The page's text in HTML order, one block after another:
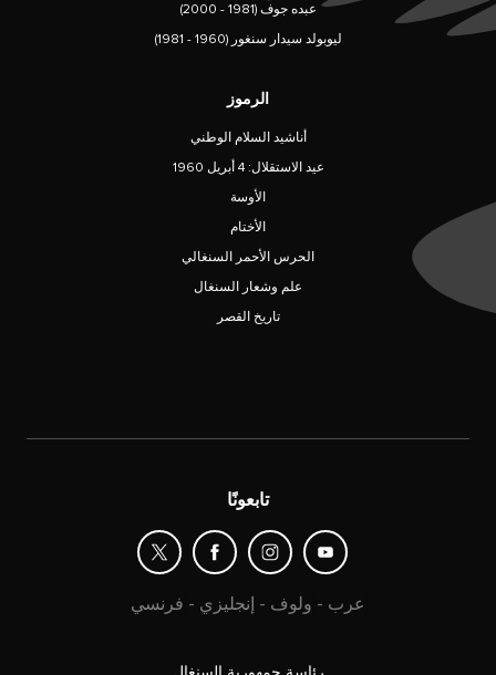
عبده جوف (1981 - 2000)
ليوبولد سيدار سنغور (1960 - 1981)
الرموز
أناشيد السلام الوطني
عيد الاستقلال: 4 أبريل 1960
الأوسة
الأختام
الحرس الأحمر السنغالي
علم وشعار السنغال
تاريخ القصر
تابعونًا
فرنسي - إنجليزي - ولوف - عرب